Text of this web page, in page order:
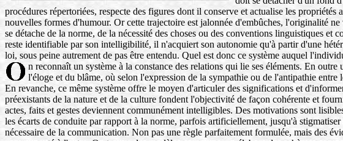
procédures répertoriées, respecte des figures dont il conserve et actualise les
nouvelles formes d'humour. Or cette trajectoire est jalonnée d'embûches, l'originalité
se détache de la norme, de la nécessité des choses ou des conventions linguistiques
reste identifiable par son intelligibilité, il n'acquiert son autonomie qu'à partir d'une
loi, sous peine autrement de pas être entendu. Quel est donc ce système auquel
n reconnaît un système à la constance des relations qui lie ses éléments. En
l'éloge et du blâme, où selon l'expression de la sympathie ou de l'antipathie
En revanche, ce même système offre le moyen d'articuler des significations et
préexistants de la nature et de la culture fondent l'objectivité de façon cohérente et
actes, faits et gestes deviennent communément intelligibles. Des motivations sont
les écarts de conduite par rapport à la norme, parfois artificiellement, jusqu'à
nécessaire de la communication. Non pas une règle parfaitement formulée, mais des